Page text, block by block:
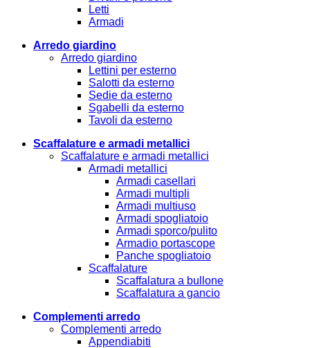
Letti
Armadi
Arredo giardino
Arredo giardino
Lettini per esterno
Salotti da esterno
Sedie da esterno
Sgabelli da esterno
Tavoli da esterno
Scaffalature e armadi metallici
Scaffalature e armadi metallici
Armadi metallici
Armadi casellari
Armadi multipli
Armadi multiuso
Armadi spogliatoio
Armadi sporco/pulito
Armadio portascope
Panche spogliatoio
Scaffalature
Scaffalatura a bullone
Scaffalatura a gancio
Complementi arredo
Complementi arredo
Appendiabiti